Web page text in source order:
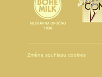
Změna souhlasu cookies